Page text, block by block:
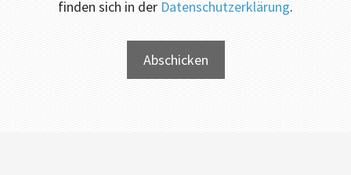
finden sich in der Datenschutzerklärung.